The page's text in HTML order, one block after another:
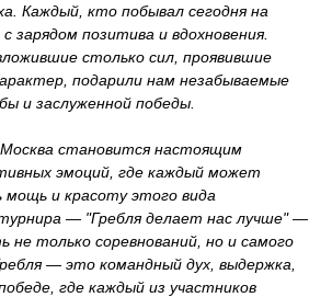
Каждый, кто побывал сегодня на
зарядом позитива и вдохновения.
столько сил, проявившие
подарили нам незабываемые
и заслуженной победы.
Москва становится настоящим
эмоций, где каждый может
мощь и красоту этого вида
— "Гребля делает нас лучше" —
не только соревнований, но и самого
— это командный дух, выдержка,
где каждый из участников